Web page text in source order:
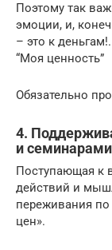
Поэтому так
эмоции, и,
– это к
“Моя ценность”
Обязательно
4.
и семинарами
Поступающая к
действий и
переживания по
цен».